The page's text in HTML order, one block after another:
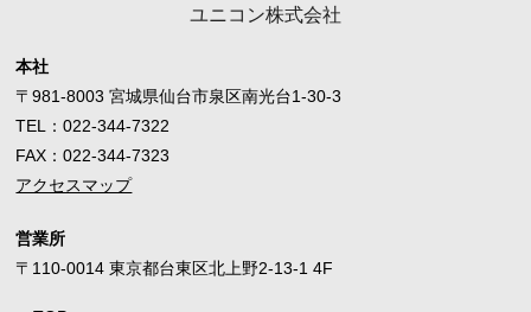
ユニコン株式会社
本社
〒981-8003 宮城県仙台市泉区南光台1-30-3
TEL：022-344-7322
FAX：022-344-7323
アクセスマップ
営業所
〒110-0014 東京都台東区北上野2-13-1 4F